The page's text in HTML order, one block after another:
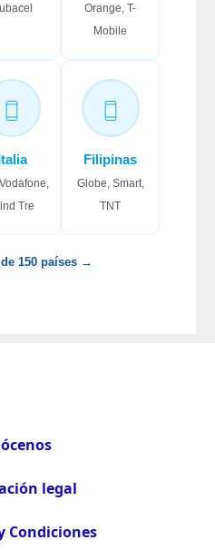
Orange, T-
Mobile
Tre
Filipinas
Globe, Smart,
TNT
150 países →
legal
Condiciones